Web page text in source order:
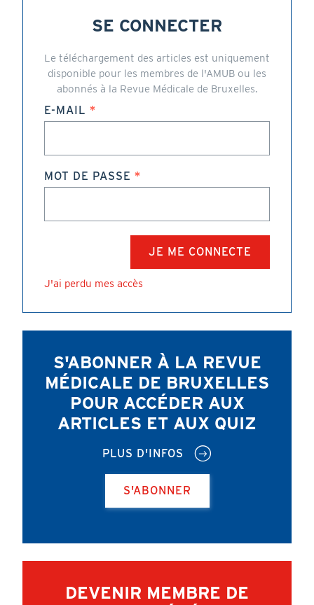
SE CONNECTER
Le téléchargement des articles est uniquement
disponible pour les membres de l'AMUB ou les
abonnés à la Revue Médicale de Bruxelles.
E-MAIL
MOT DE PASSE
J'ai perdu mes accès
S'ABONNER À LA REVUE
MÉDICALE DE BRUXELLES
POUR ACCÉDER AUX
ARTICLES ET AUX QUIZ
PLUS D'INFOS
S'ABONNER
DEVENIR MEMBRE DE